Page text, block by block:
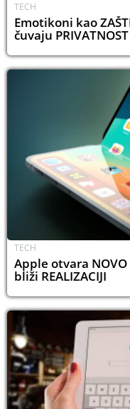
TECH
Emotikoni kao
čuvaju
TECH
Apple otvara
bliži REALIZACIJI